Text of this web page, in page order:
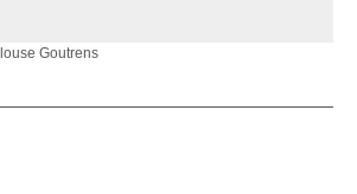
Goutrens